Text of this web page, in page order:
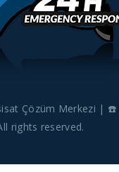
Çözüm Merkezi | ☎️
rights reserved.